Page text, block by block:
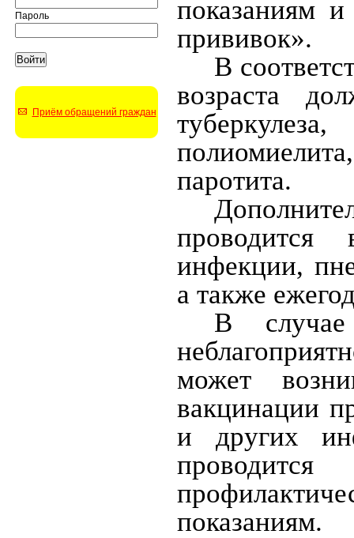
Пароль
Приём обращений граждан
показаниям
прививок».
В
возраста
паротита.
проводится
инфекции,
а также
В
может
вакцинации
и других
показаниям.